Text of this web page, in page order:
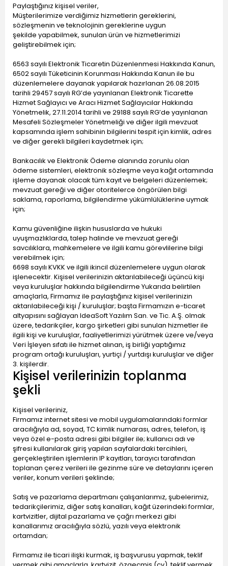
Paylaştığınız kişisel veriler,
Müşterilerimize verdiğimiz hizmetlerin gereklerini,
sözleşmenin ve teknolojinin gereklerine uygun
şekilde yapabilmek, sunulan ürün ve hizmetlerimizi
geliştirebilmek için;
6563 sayılı Elektronik Ticaretin Düzenlenmesi Hakkında Kanun,
6502 sayılı Tüketicinin Korunması Hakkında Kanun ile bu
düzenlemelere dayanak yapılarak hazırlanan 26.08.2015
tarihli 29457 sayılı RG’de yayınlanan Elektronik Ticarette
Hizmet Sağlayıcı ve Aracı Hizmet Sağlayıcılar Hakkında
Yönetmelik, 27.11.2014 tarihli ve 29188 sayılı RG’de yayınlanan
Mesafeli Sözleşmeler Yönetmeliği ve diğer ilgili mevzuat
kapsamında işlem sahibinin bilgilerini tespit için kimlik, adres
ve diğer gerekli bilgileri kaydetmek için;
Bankacılık ve Elektronik Ödeme alanında zorunlu olan
ödeme sistemleri, elektronik sözleşme veya kağıt ortamında
işleme dayanak olacak tüm kayıt ve belgeleri düzenlemek;
mevzuat gereği ve diğer otoritelerce öngörülen bilgi
saklama, raporlama, bilgilendirme yükümlülüklerine uymak
için;
Kamu güvenliğine ilişkin hususlarda ve hukuki
uyuşmazlıklarda, talep halinde ve mevzuat gereği
savcılıklara, mahkemelere ve ilgili kamu görevlilerine bilgi
verebilmek için;
6698 sayılı KVKK ve ilgili ikincil düzenlemelere uygun olarak
işlenecektir. Kişisel verilerinizin aktarılabileceği üçüncü kişi
veya kuruluşlar hakkında bilgilendirme Yukarıda belirtilen
amaçlarla, Firmamız ile paylaştığınız kişisel verilerinizin
aktarılabileceği kişi / kuruluşlar; başta Firmamızın e-ticaret
altyapısını sağlayan IdeaSoft Yazılım San. ve Tic. A.Ş. olmak
üzere, tedarikçiler, kargo şirketleri gibi sunulan hizmetler ile
ilgili kişi ve kuruluşlar, faaliyetlerimizi yürütmek üzere ve/veya
Veri İşleyen sıfatı ile hizmet alınan, iş birliği yaptığımız
program ortağı kuruluşları, yurtiçi / yurtdışı kuruluşlar ve diğer
3. kişilerdir.
Kişisel verilerinizin toplanma
şekli
Kişisel verileriniz,
Firmamız internet sitesi ve mobil uygulamalarındaki formlar
aracılığıyla ad, soyad, TC kimlik numarası, adres, telefon, iş
veya özel e-posta adresi gibi bilgiler ile; kullanıcı adı ve
şifresi kullanılarak giriş yapılan sayfalardaki tercihleri,
gerçekleştirilen işlemlerin IP kayıtları, tarayıcı tarafından
toplanan çerez verileri ile gezinme süre ve detaylarını içeren
veriler, konum verileri şeklinde;
Satış ve pazarlama departmanı çalışanlarımız, şubelerimiz,
tedarikçilerimiz, diğer satış kanalları, kağıt üzerindeki formlar,
kartvizitler, dijital pazarlama ve çağrı merkezi gibi
kanallarımız aracılığıyla sözlü, yazılı veya elektronik
ortamdan;
Firmamız ile ticari ilişki kurmak, iş başvurusu yapmak, teklif